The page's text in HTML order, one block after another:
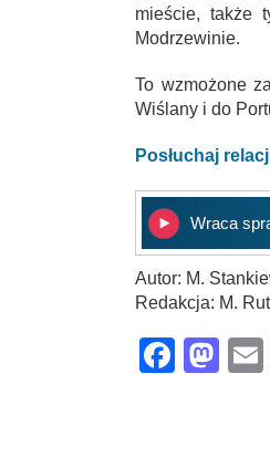
mieście, także
Modrzewinie.
To wzmożone
Wiślany i do
Posłuchaj
Wraca
Autor: M.
Redakcja: M.